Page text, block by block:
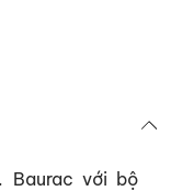
Baurac với bộ